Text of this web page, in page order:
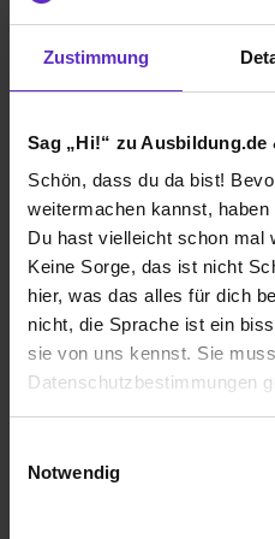
Zustimmung
Sag „Hi!“ zu Ausbildung.de
Schön, dass du da bist!
weitermachen kannst,
Du hast vielleicht schon mal
Keine Sorge, das ist nicht
hier, was das alles für dich
nicht, die Sprache ist ein
sie von uns kennst. Sie
Datenschutzbestimmungen
Notwendig
Bremen
Verdienst
2. Ausbildungsjahr:
3. Ausbildungsjahr: